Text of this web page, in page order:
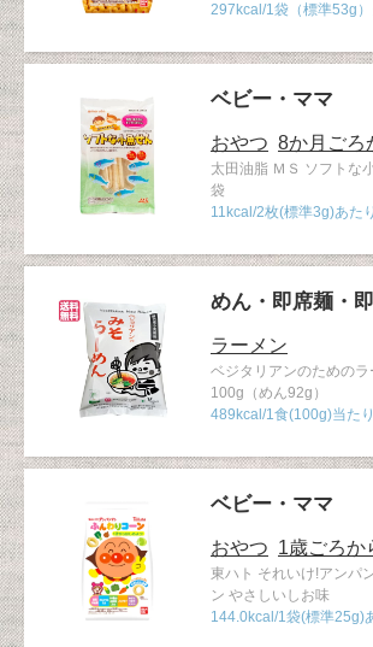
297kcal/1袋（標準53g）
ベビー・ママ
おやつ 8か月ごろ
太田油脂 ＭＳ ソフトな
袋
11kcal/2枚(標準3g)あたり
めん・即席麺・
ラーメン
ベジタリアンのためのラ
100g（めん92g）
489kcal/1食(100g)当たり
ベビー・ママ
おやつ 1歳ごろか
東ハト それいけ!アンパ
ン やさしいしお味
144.0kcal/1袋(標準25g)